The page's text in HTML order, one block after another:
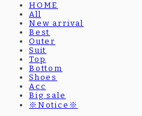
HOME
All
New arrival
Best
Outer
Suit
Top
Bottom
Shoes
Acc
Big sale
※Notice※